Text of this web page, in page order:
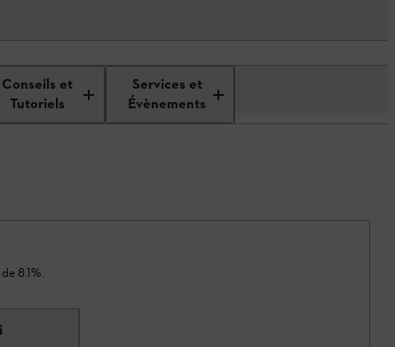
Conseils et
Tutoriels
Services et
Évènements
8.1%.